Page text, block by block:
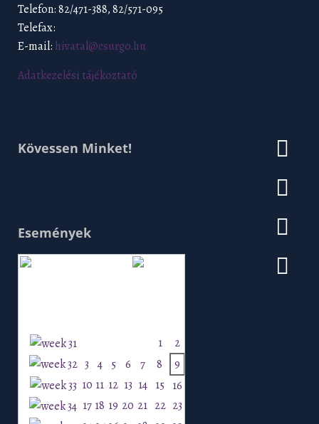
Telefon: 82/471-388, 82/571-095
Telefax:
E-mail: hivatal@csurgo.hu
Adatkezelési tájékoztató
Kövessen Minket!
Események
1
2
3 4 5 6 7 8
9
10 11 12 13 14 15 16
17 18 19 20 21 22 23